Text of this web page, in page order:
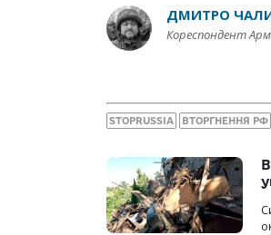
ДМИТРО
Кореспондент
STOPRUSSIA ВТОРГНЕННЯ РФ